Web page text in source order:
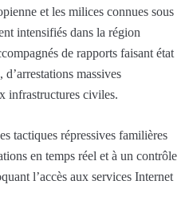
et les milices connues sous
intensifiés dans la région
de rapports faisant état
massives
infrastructures civiles.
tactiques répressives familières
en temps réel et à un contrôle
l’accès aux services Internet